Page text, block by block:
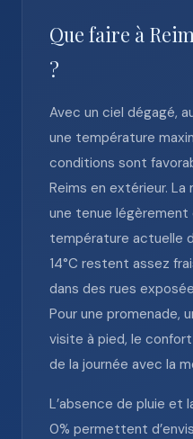
Que faire à
?
Avec un ciel dégagé,
une température
conditions sont
Reims en extérieur.
une tenue légèrement
température actuelle
14°C restent assez
dans des rues
Pour une promenade,
visite à pied, le
de la journée avec la
L’absence de pluie et
0% permettent